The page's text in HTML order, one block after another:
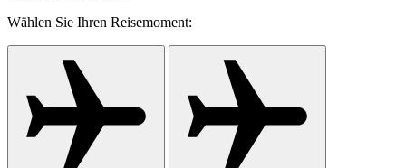
Wählen Sie Ihren Reisemoment: